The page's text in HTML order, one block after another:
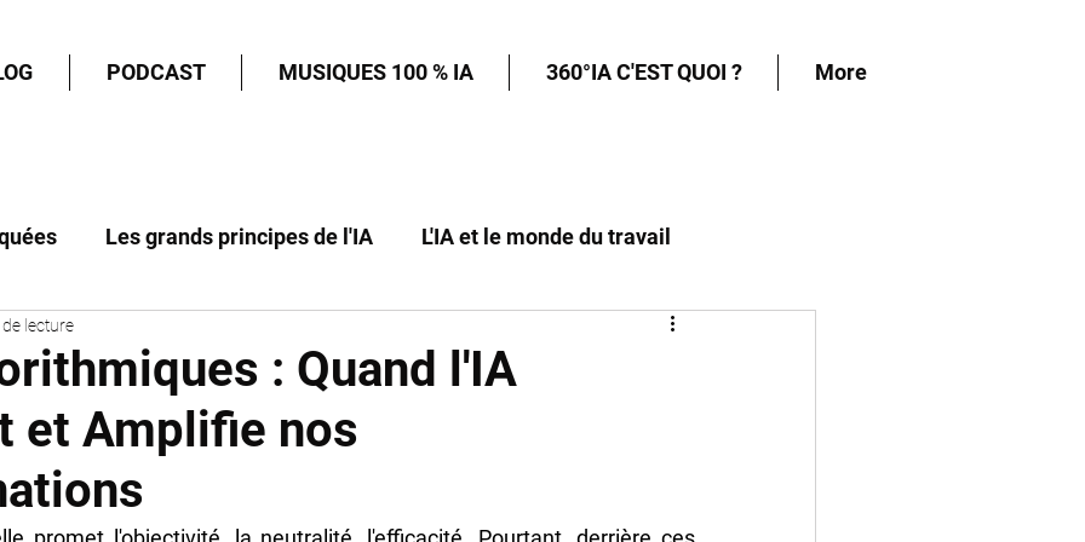
PODCAST MUSIQUES 100 % IA 360°IA C'EST QUOI ? More
Les grands principes de l'IA L'IA et le monde du travail
futur
: Quand l'IA
et Amplifie nos
lecture